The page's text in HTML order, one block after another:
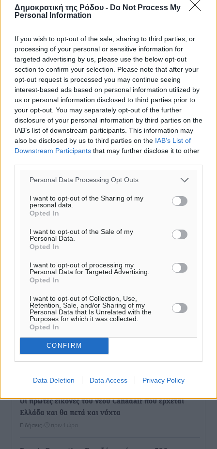
Δημοκρατική της Ρόδου - Do Not Process My
Personal Information
If you wish to opt-out of the sale, sharing to third parties, or
processing of your personal or sensitive information for
targeted advertising by us, please use the below opt-out
section to confirm your selection. Please note that after your
opt-out request is processed you may continue seeing
interest-based ads based on personal information utilized by
us or personal information disclosed to third parties prior to
your opt-out. You may separately opt-out of the further
disclosure of your personal information by third parties on the
IAB’s list of downstream participants. This information may
also be disclosed by us to third parties on the IAB’s List of
Downstream Participants that may further disclose it to other
Personal Data Processing Opt Outs
I want to opt-out of the Sharing of my
personal data.
Opted In
I want to opt-out of the Sale of my
Personal Data.
Opted In
I want to opt-out of processing my
Personal Data for Targeted Advertising.
Opted In
I want to opt-out of Collection, Use,
Retention, Sale, and/or Sharing of my
Personal Data that Is Unrelated with the
Purposes for which it was collected.
Opted In
CONFIRM
Data Deletion Data Access Privacy Policy
βρεφονηπιακού σταθμού στην Κάσο, ζητά ο Μάνος
Κόνσολας
Κλειστή αύριο βράδυ η παραλιακή οδός στο λιμάνι της
Τοπικές Ειδήσεις• πριν 36 λεπτά
Στην ΑΑΔΕ ο Μητσοτάκης για το myAGRO: «Είναι μια
πολύ σημαντική ημέρα για τον πρωτογενή τομέα»
Ειδήσεις• πριν 57 λεπτά
Ξενοδοχεία: Ανοδος 10% στον τζίρο με στάσιμες
διανυκτερεύσεις
Οι πρώτες εικόνες του νέου Canadair που έρχεται
Ελλάδα και θα πετά και νύχτα
Ειδήσεις πριν 1 ώρα